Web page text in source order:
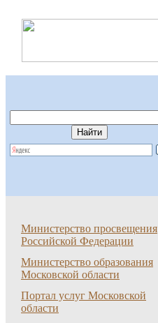
Министерство просвещения
Российской Федерации
Министерство образования
Московской области
Портал услуг Московской
области